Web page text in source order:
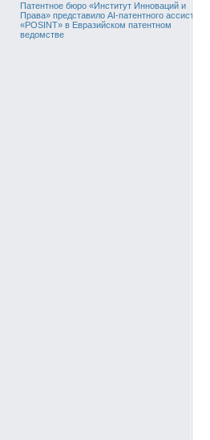
Патентное бюро «Институт Инноваций и
Права» представило AI-патентного ассистента
«POSINT» в Евразийском патентном
ведомстве